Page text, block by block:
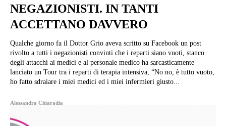
NEGAZIONISTI. IN TANTI
ACCETTANO DAVVERO
Qualche giorno fa il Dottor Grio aveva scritto su Facebook un post
rivolto a tutti i negazionisti convinti che i reparti siano vuoti, stanco
degli attacchi ai medici e al personale medico ha sarcasticamente
lanciato un Tour tra i reparti di terapia intensiva, “No no, è tutto vuoto,
ho fatto sdraiare i miei medici ed i miei infermieri giusto...
Alessandra Chiaradia